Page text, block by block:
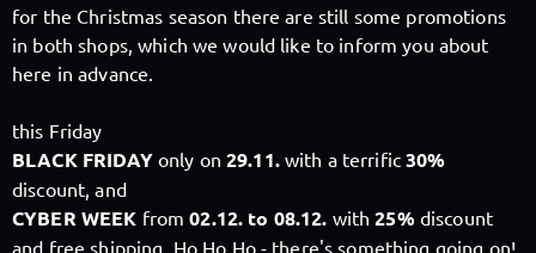
for the Christmas season there are still some promotions
in both shops, which we would like to inform you about
here in advance.
this Friday
BLACK FRIDAYonly on 29.11.with a terrific30%
discount, and
CYBER WEEK from02.12. to 08.12. with25% discount
and free shipping. Ho Ho Ho - there's something going on!
FollowX-Perience,
and immediately
get access to all exclusive posts.
Sign up now